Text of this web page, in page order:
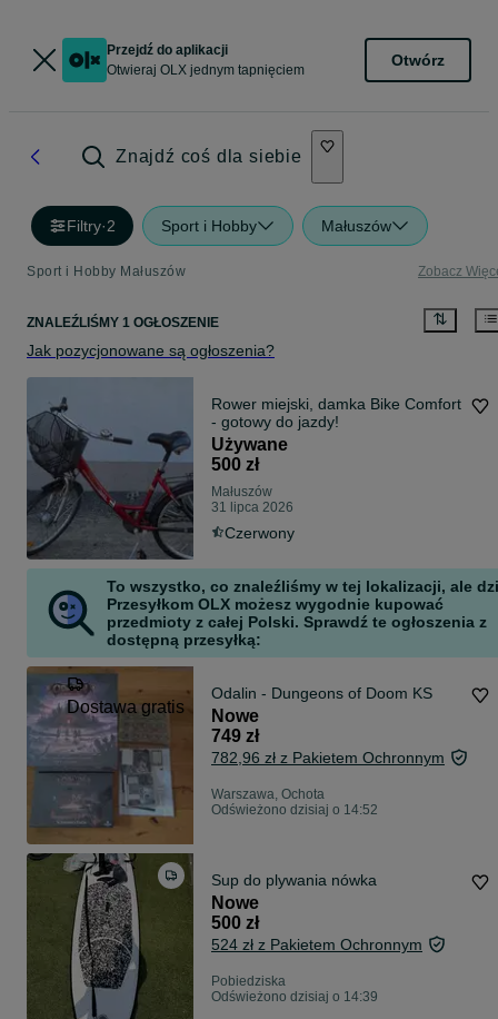
Przejdź do aplikacji
Otwieraj OLX jednym tapnięciem
Otwórz
Znajdź coś dla siebie
Filtry·2 Sport i Hobby Małuszów
Sport i Hobby Małuszów Zobacz
ZNALEŹLIŚMY 1 OGŁOSZENIE
Jak pozycjonowane są ogłoszenia?
Rower miejski, damka Bike Comfort
- gotowy do jazdy!
Używane
500 zł
Małuszów
31 lipca 2026
Czerwony
To wszystko, co znaleźliśmy w tej lokalizacji, ale
Przesyłkom OLX możesz wygodnie kupować
przedmioty z całej Polski. Sprawdź te ogłoszenia z
dostępną przesyłką:
Dostawa gratis
Odalin - Dungeons of Doom KS
Nowe
749 zł
782,96 zł z Pakietem Ochronnym
Warszawa, Ochota
Odświeżono dzisiaj o 14:52
Sup do plywania nówka
Nowe
500 zł
524 zł z Pakietem Ochronnym
Pobiedziska
Odświeżono dzisiaj o 14:39